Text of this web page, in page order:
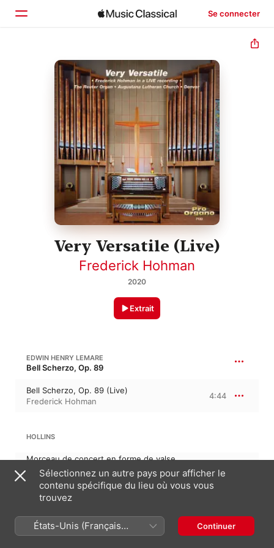
Se connecter
Accueil
Parcourir
Rechercher
Very Versatile (Live)
Frederick Hohman
2020
Extrait
EDWIN HENRY LEMARE
Bell Scherzo, Op. 89
Bell Scherzo, Op. 89 (Live)
Frederick Hohman
4:44
HOLLINS
Morceau de concert en forme de valse
(Live)
Frederick Hohman
6:40
Allein Gott in der Höh sei Ehr en la majeur, BWV 664
Trio super "Allein Gott in der Höh sei Ehr",
Sélectionnez un autre pays pour afficher le
contenu spécifique du lieu où vous vous
trouvez
États-Unis (Français
France)
Continuer